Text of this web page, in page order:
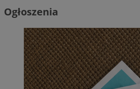
Ogłoszenia